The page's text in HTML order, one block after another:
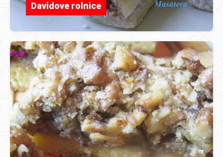
Davidove rolnice